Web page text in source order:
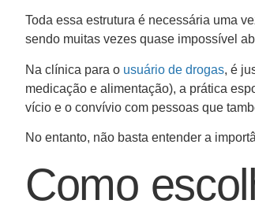
Toda essa estrutura é necessária uma
sendo muitas vezes quase impossível
Na clínica para o usuário de drogas, é
medicação e alimentação), a prática
vício e o convívio com pessoas que
No entanto, não basta entender a
Como